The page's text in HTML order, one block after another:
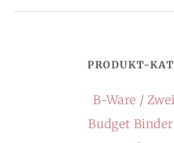
PRODUKT-
B-Ware /
Budget